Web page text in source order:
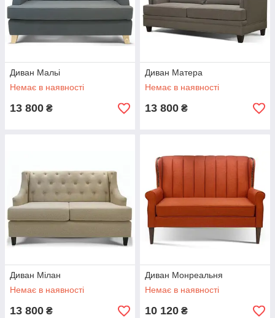
Диван Мальі
Немає в наявності
13 800 ₴
Диван Матера
Немає в наявності
13 800 ₴
Диван Мілан
Немає в наявності
13 800 ₴
Диван Монреальня
Немає в наявності
10 120 ₴